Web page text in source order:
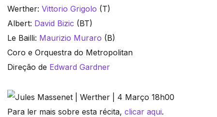
Werther: Vittorio Grigolo (T)
Albert: David Bizic (BT)
Le Bailli: Maurizio Muraro (B)
Coro e Orquestra do Metropolitan
Direção de Edward Gardner
Para ler mais sobre esta récita, clicar aqui.